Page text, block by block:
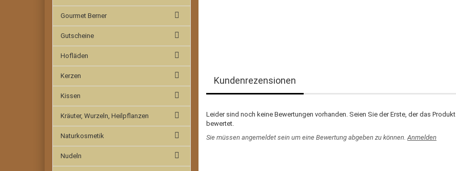
Kundenrezensionen
Leider sind noch keine Bewertungen vorhanden. Seien Sie der Erste, der das Produkt
bewertet.
Sie müssen angemeldet sein um eine Bewertung abgeben zu können.Anmelden
Gourmet Berner
Gutscheine
Hofläden
Kerzen
Kissen
Kräuter, Wurzeln, Heilpflanzen
Naturkosmetik
Nudeln